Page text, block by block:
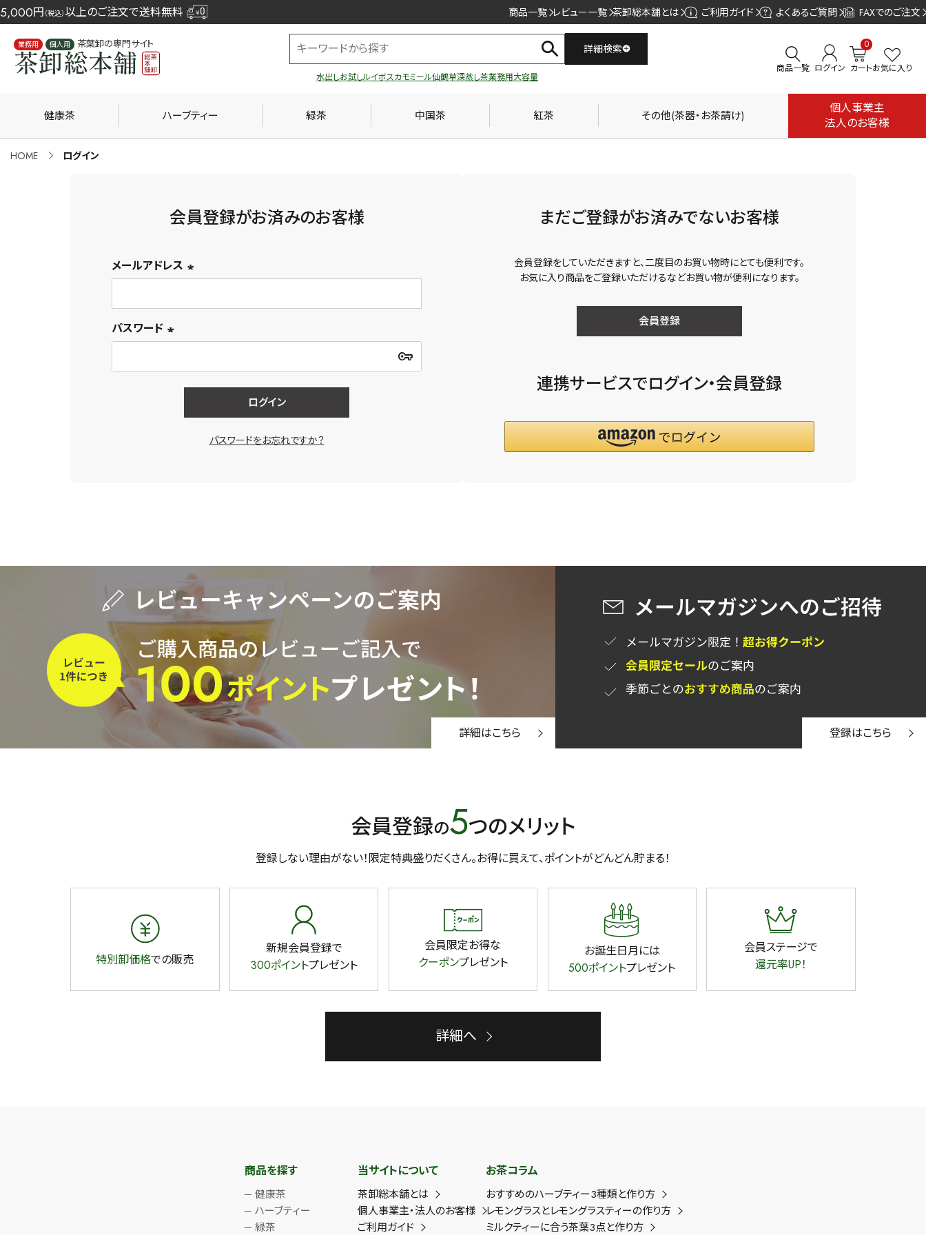
5,000円 （税込） 以上のご注文で送料無料 商品一覧 レビュー一覧 茶卸総本舗とは ご利用ガイド よくあるご質問 FAXでのご注文
業務用 個人用 茶葉卸の専門サイト
水出しお試しルイボスカモミール仙鶴草深蒸し茶業務用大容量
詳細検索
水出し お試し ルイボス カモミール 仙鶴草 深蒸し茶 業務用 大容量
予算・価格で探す
〜
500g 1000g
検索
商品一覧 ログイン カート
0
お気に入り
健康茶 ハーブティー 緑茶 中国茶 紅茶 その他(茶器・お茶請け)
個人事業主
法人のお客様
HOME ログイン
会員登録がお済みのお客様
メールアドレス
須)
パスワード
須)
ログイン
パスワードをお忘れですか？
まだご登録がお済みでないお客様
会員登録をしていただきますと、二度目のお買い物時にとても便利です。
お気に入り商品をご登録いただけるなどお買い物が便利になります。
会員登録
連携サービスでログイン・会員登録
詳細はこちら 登録はこちら
会員登録の5つのメリット
登録しない理由がない！限定特典盛りだくさん。お得に買えて、ポイントがどんどん貯まる！
特別卸価格での販売
新規会員登録で
300ポイントプレゼント
会員限定お得な
クーポンプレゼント
お誕生日月には
500ポイントプレゼント
会員ステージで
還元率UP！
詳細へ
商品を探す
健康茶
ハーブティー
緑茶
当サイトについて
茶卸総本舗とは
個人事業主・法人のお客様
ご利用ガイド
お茶コラム
おすすめのハーブティー3種類と作り方
レモングラスとレモングラスティーの作り方
ミルクティーに合う茶葉3点と作り方